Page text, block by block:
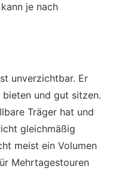
je nach
unverzichtbar. Er
und gut sitzen.
Träger hat und
gleichmäßig
meist ein Volumen
Mehrtagestouren